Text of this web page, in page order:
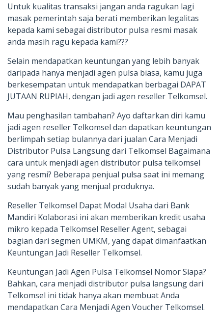
Untuk kualitas transaksi jangan anda ragukan lagi
masak pemerintah saja berati memberikan legalitas
kepada kami sebagai distributor pulsa resmi masak
anda masih ragu kepada kami???
Selain mendapatkan keuntungan yang lebih banyak
daripada hanya menjadi agen pulsa biasa, kamu juga
berkesempatan untuk mendapatkan berbagai DAPAT
JUTAAN RUPIAH, dengan jadi agen reseller Telkomsel.
Mau penghasilan tambahan? Ayo daftarkan diri kamu
jadi agen reseller Telkomsel dan dapatkan keuntungan
berlimpah setiap bulannya dari jualan Cara Menjadi
Distributor Pulsa Langsung dari Telkomsel Bagaimana
cara untuk menjadi agen distributor pulsa telkomsel
yang resmi? Beberapa penjual pulsa saat ini memang
sudah banyak yang menjual produknya.
Reseller Telkomsel Dapat Modal Usaha dari Bank
Mandiri Kolaborasi ini akan memberikan kredit usaha
mikro kepada Telkomsel Reseller Agent, sebagai
bagian dari segmen UMKM, yang dapat dimanfaatkan
Keuntungan Jadi Reseller Telkomsel.
Keuntungan Jadi Agen Pulsa Telkomsel Nomor Siapa?
Bahkan, cara menjadi distributor pulsa langsung dari
Telkomsel ini tidak hanya akan membuat Anda
mendapatkan Cara Menjadi Agen Voucher Telkomsel.